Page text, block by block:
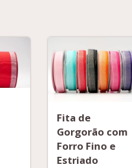
Fita de
Gorgorão com
Forro Fino e
Estriado